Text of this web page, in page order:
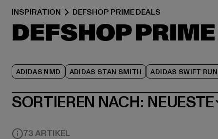
INSPIRATION DEFSHOP PRIME DEALS
DEFSHOP
ADIDAS NMD ADIDAS STAN SMITH ADIDAS SWIFT RUN
SORTIEREN NACH: NEUESTE
73 ARTIKEL